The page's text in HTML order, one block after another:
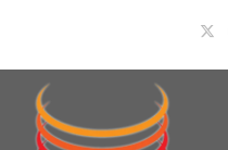
contenido